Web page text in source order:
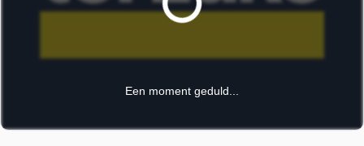
Baert, directeur Media en Communicatie van het Koninklijk
Paleis, en royaltykenner Jo De Poorter.
Terzake is uitgezonden door VRT Canvas op donderdag
Een moment geduld...